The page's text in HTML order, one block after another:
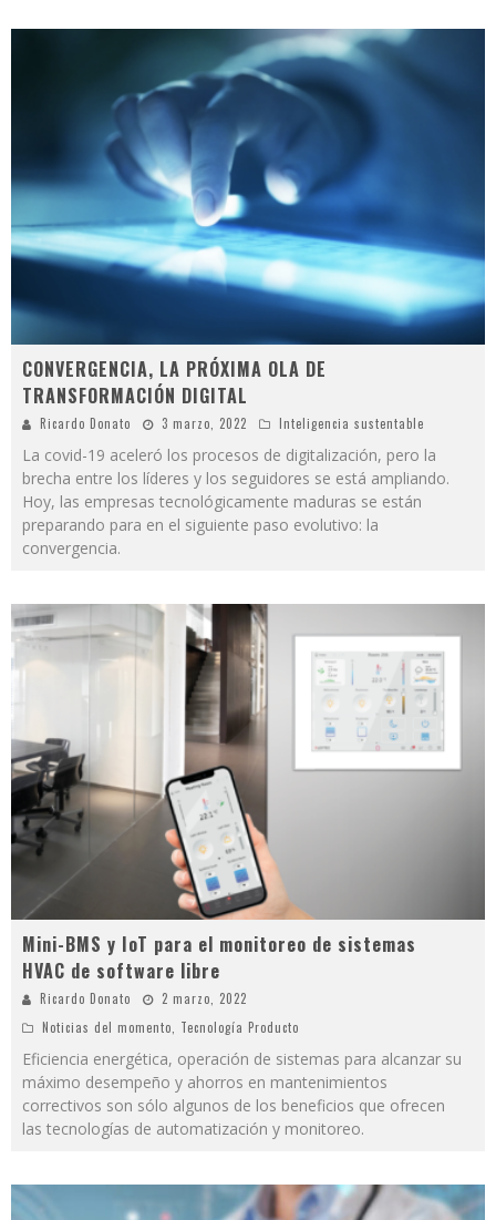
CONVERGENCIA, LA PRÓXIMA OLA DE
TRANSFORMACIÓN DIGITAL
Ricardo Donato 3 marzo, 2022 Inteligencia sustentable
La covid-19 aceleró los procesos de digitalización, pero la
brecha entre los líderes y los seguidores se está ampliando.
Hoy, las empresas tecnológicamente maduras se están
preparando para en el siguiente paso evolutivo: la
convergencia.
Mini-BMS y IoT para el monitoreo de sistemas
HVAC de software libre
Ricardo Donato
2 marzo, 2022
Noticias del momento, Tecnología Producto
Eficiencia energética, operación de sistemas para alcanzar su
máximo desempeño y ahorros en mantenimientos
correctivos son sólo algunos de los beneficios que ofrecen
las tecnologías de automatización y monitoreo.